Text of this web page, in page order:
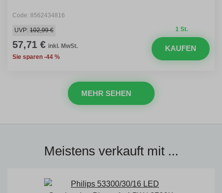
Code: 8562434816
1 St.
UVP: 102,99 €
57,71 € inkl. MwSt.
Sie sparen -44 %
KAUFEN
MEHR SEHEN
Meistens verkauft mit ...